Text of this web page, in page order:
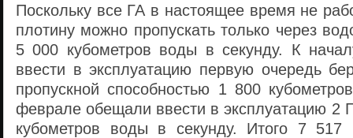
Поскольку все ГА в настоящее время не
плотину можно пропускать только через
5 000 кубометров воды в секунду. К
ввести в эксплуатацию первую очередь
пропускной способностью 1 800
феврале обещали ввести в эксплуатацию 2
кубометров воды в секунду. Итого 7 517